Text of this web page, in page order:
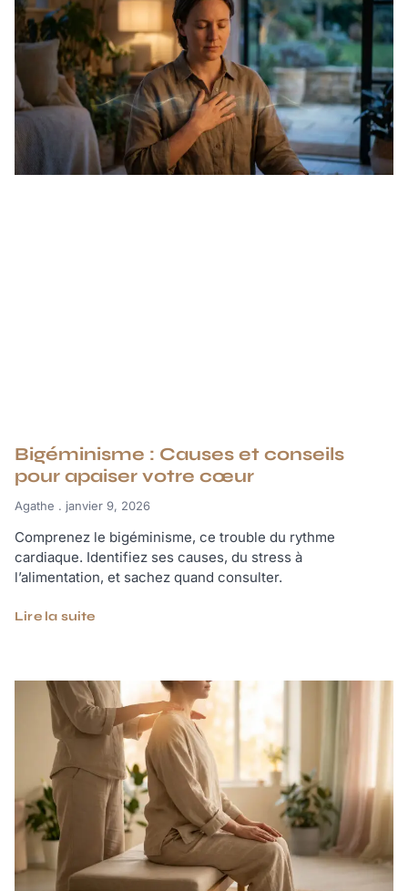
Bigéminisme : Causes et conseils
pour apaiser votre cœur
Agathe janvier 9, 2026
Comprenez le bigéminisme, ce trouble du rythme
cardiaque. Identifiez ses causes, du stress à
l’alimentation, et sachez quand consulter.
Lire la suite